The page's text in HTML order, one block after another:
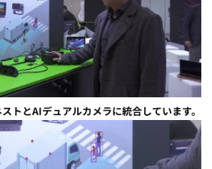
トとAIデュアルカメラに統合しています。